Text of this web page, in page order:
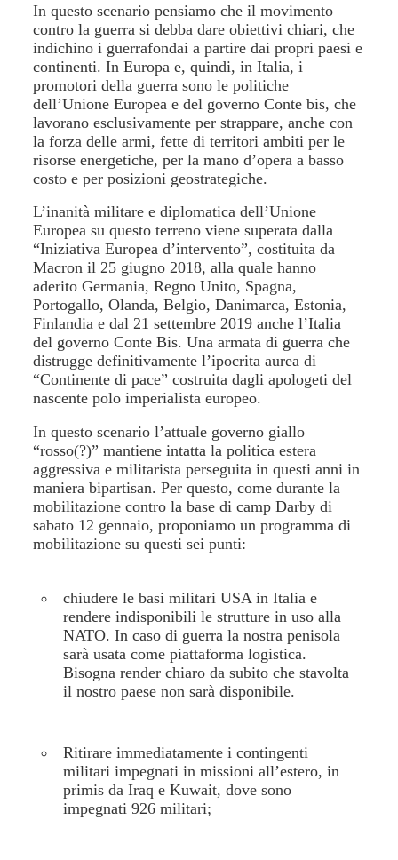
In questo scenario pensiamo che il movimento
contro la guerra si debba dare obiettivi chiari, che
indichino i guerrafondai a partire dai propri paesi e
continenti. In Europa e, quindi, in Italia, i
promotori della guerra sono le politiche
dell’Unione Europea e del governo Conte bis, che
lavorano esclusivamente per strappare, anche con
la forza delle armi, fette di territori ambiti per le
risorse energetiche, per la mano d’opera a basso
costo e per posizioni geostrategiche.
L’inanità militare e diplomatica dell’Unione
Europea su questo terreno viene superata dalla
“Iniziativa Europea d’intervento”, costituita da
Macron il 25 giugno 2018, alla quale hanno
aderitoGermania, Regno Unito, Spagna,
Portogallo, Olanda, Belgio, Danimarca, Estonia,
Finlandia e dal 21 settembre 2019 anche l’Italia
del governo Conte Bis. Una armata di guerra che
distrugge definitivamente l’ipocrita aurea di
“Continente di pace” costruita dagli apologeti del
nascente polo imperialista europeo.
In questo scenario l’attuale governo giallo
“rosso(?)” mantiene intatta la politica estera
aggressiva e militarista perseguita in questi anni in
maniera bipartisan. Per questo, come durante la
mobilitazione contro la base di camp Darby di
sabato 12 gennaio, proponiamo un programma di
mobilitazione su questi sei punti:
chiudere le basi militari USA in Italia e
rendere indisponibili le strutture in uso alla
NATO. In caso di guerra la nostra penisola
sarà usata come piattaforma logistica.
Bisogna render chiaro da subito che stavolta
il nostro paese non sarà disponibile.
Ritirare immediatamente i contingenti
militari impegnati in missioni all’estero, in
primis da Iraq e Kuwait, dove sono
impegnati 926 militari;